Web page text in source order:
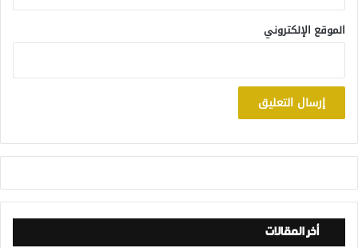
الموقع الإلكتروني
أخر المقالات